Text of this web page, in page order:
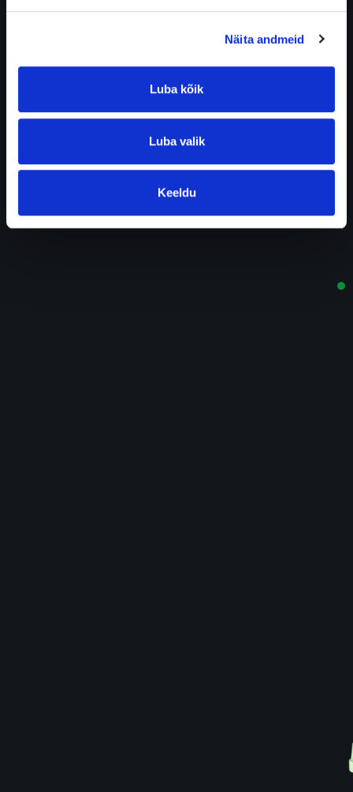
Näita andmeid
Luba kõik
Luba valik
Keeldu